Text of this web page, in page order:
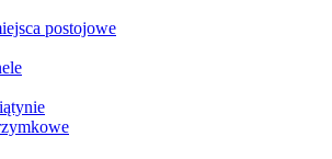
postojowe